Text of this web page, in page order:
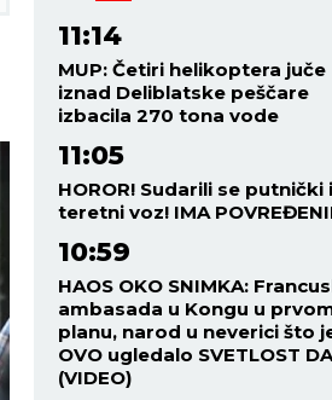
11:14
MUP: Četiri helikoptera juče
iznad Deliblatske peščare
izbacila 270 tona vode
11:05
HOROR! Sudarili se putnički i
teretni voz! IMA
10:59
HAOS OKO SNIMKA:
ambasada u Kongu u
planu, narod u neverici što
OVO ugledalo SVETLOST
(VIDEO)